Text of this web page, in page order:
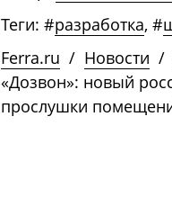
Теги: #разработка, #
Ferra.ru / Новости /
«Дозвон»: новый
прослушки